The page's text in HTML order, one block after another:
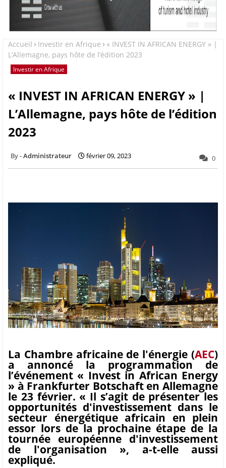
Accueil Investir en Afrique
« INVEST IN AFRICAN ENERGY » |
L’Allemagne, pays hôte de l’édition 2023
Investir en Afrique
« INVEST IN AFRICAN ENERGY » |
L’Allemagne, pays hôte de l’édition
2023
Administrateur février 09, 2023 0
La Chambre africaine de l'énergie (AEC)
a annoncé la programmation de
l’événement « Invest in African Energy
» à Frankfurter Botschaft en Allemagne
le 23 février. « Il s’agit de présenter les
opportunités d'investissement dans le
secteur énergétique africain en plein
essor lors de la prochaine étape de la
tournée européenne d'investissement
de l'organisation », a-t-elle aussi
expliqué.